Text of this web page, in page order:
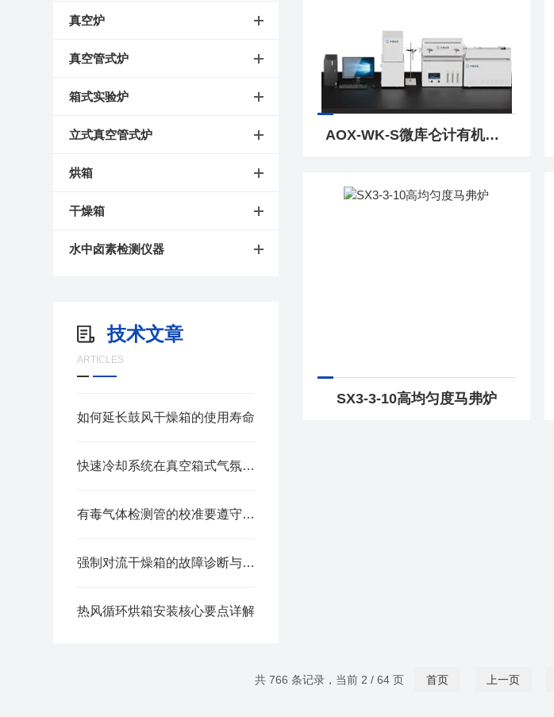
真空炉
真空管式炉
箱式实验炉
立式真空管式炉
烘箱
干燥箱
水中卤素检测仪器
技术文章
ARTICLES
如何延长鼓风干燥箱的使用寿命
快速冷却系统在真空箱式气氛炉中的设计与应用效果
有毒气体检测管的校准要遵守哪些规则
强制对流干燥箱的故障诊断与解决方案
热风循环烘箱安装核心要点详解
AOX-WK-S微库仑计有机卤素分析仪水质行业标准
SX3-3-10高均匀度马弗炉
共 766 条记录，当前 2 / 64 页 首页 上一页